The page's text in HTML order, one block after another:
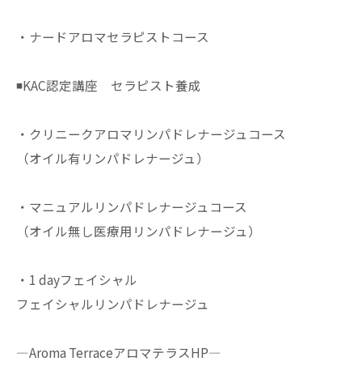
・ナードアロマセラピストコース
◾️KAC認定講座 セラピスト養成
・クリニークアロマリンパドレナージュコース
（オイル有リンパドレナージュ）
・マニュアルリンパドレナージュコース
（オイル無し医療用リンパドレナージュ）
・1 dayフェイシャル
フェイシャルリンパドレナージュ
—Aroma TerraceアロマテラスHP—